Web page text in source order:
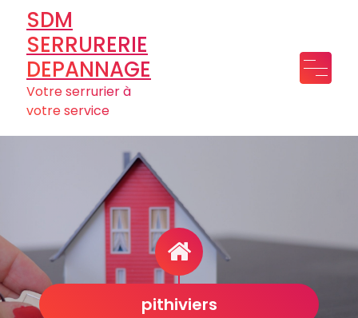
contenu
SDM
SERRURERIE
DEPANNAGE
Votre serrurier à
votre service
pithiviers